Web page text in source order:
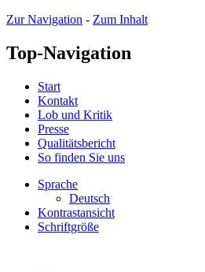
Zur Navigation - Zum Inhalt
Top-Navigation
Start
Kontakt
Lob und Kritik
Presse
Qualitätsbericht
So finden Sie uns
Sprache
Deutsch
Kontrastansicht
Schriftgröße